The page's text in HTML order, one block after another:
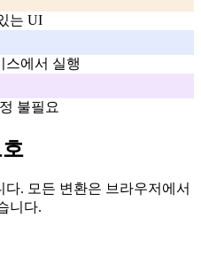
는 UI
스에서 실행
불필요
. 모든 변환은 브라우저에서
니다.